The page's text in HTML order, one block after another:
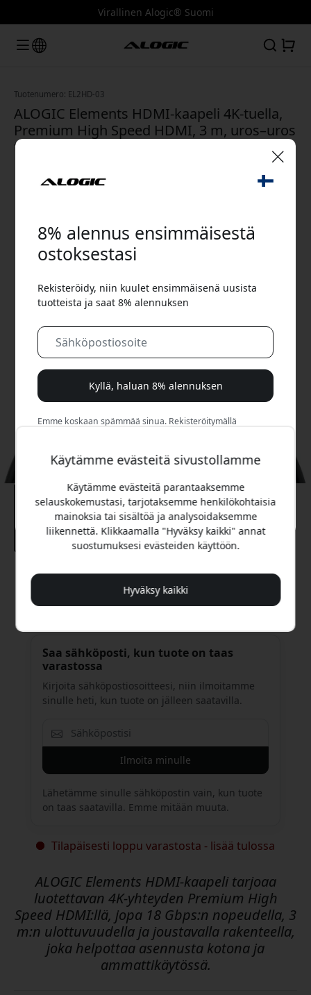
Virallinen Alogic® Suomi
Tuotenumero: EL2HD-03
ALOGIC Elements HDMI-kaapeli 4K-tuella,
Premium High Speed HDMI, 3 m, uros–uros
televisiolle ja näytölle, 18 Gbps - Musta
Suositeltava hinta
14.99 EUR
Saa sähköposti, kun tuote on taas
varastossa
Kirjoita sähköpostiosoitteesi, niin ilmoitamme
sinulle heti, kun tuote on jälleen saatavilla.
Ilmoita minulle
Lähetämme sinulle sähköpostin vain, kun tuote
on taas saatavilla. Emme mitään muuta.
Tilapäisesti loppu varastosta - lisää tulossa
ALOGIC Elements HDMI-kaapeli tarjoaa
luotettavan 4K-yhteyden Premium High
Speed HDMI:llä, jopa 18 Gbps:n nopeudella, 3
m:n ulottuvuudella ja joustavalla rakenteella,
joka helpottaa asennusta kotona ja
ammattikäytössä.
Käytämme evästeitä sivustollamme
Käytämme evästeitä parantaaksemme
selauskokemustasi, tarjotaksemme henkilökohtaisia
mainoksia tai sisältöä ja analysoidaksemme
liikennettä. Klikkaamalla "Hyväksy kaikki" annat
suostumuksesi evästeiden käyttöön.
Hyväksy kaikki
8% alennus ensimmäisestä
ostoksestasi
Rekisteröidy, niin kuulet ensimmäisenä uusista
tuotteista ja saat 8% alennuksen
Kyllä, haluan 8% alennuksen
Emme koskaan spämmää sinua. Rekisteröitymällä
Ei, maksan mieluummin täyden hinnan.
🎉 Alennuskoodisi:
Käytä tätä koodia kassalla saadaksesi 8%
alennuksen.